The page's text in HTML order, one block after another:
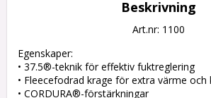
Beskrivning
Art.nr: 1100
Egenskaper:
• 37.5®-teknik för effektiv fuktreglering
• Fleecefodrad krage för extra värme
• CORDURA®-förstärkningar